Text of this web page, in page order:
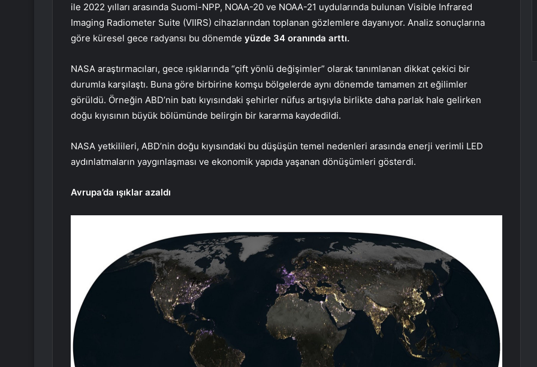
ile 2022 yılları arasında Suomi-NPP, NOAA-20 ve NOAA-21 uydularında bulunan Visible Infrared
Imaging Radiometer Suite (VIIRS) cihazlarından toplanan gözlemlere dayanıyor. Analiz sonuçlarına
göre küresel gece radyansı bu dönemde yüzde 34 oranında arttı.
NASA araştırmacıları, gece ışıklarında “çift yönlü değişimler” olarak tanımlanan dikkat çekici bir
durumla karşılaştı. Buna göre birbirine komşu bölgelerde aynı dönemde tamamen zıt eğilimler
görüldü. Örneğin ABD’nin batı kıyısındaki şehirler nüfus artışıyla birlikte daha parlak hale gelirken
doğu kıyısının büyük bölümünde belirgin bir kararma kaydedildi.
NASA yetkilileri, ABD’nin doğu kıyısındaki bu düşüşün temel nedenleri arasında enerji verimli LED
aydınlatmaların yaygınlaşması ve ekonomik yapıda yaşanan dönüşümleri gösterdi.
Avrupa’da ışıklar azaldı